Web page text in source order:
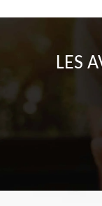
LES